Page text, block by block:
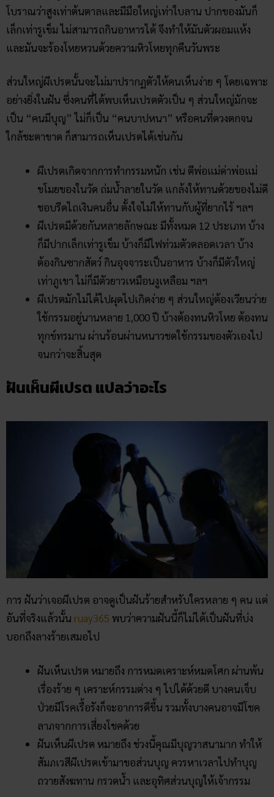
โบราณว่าสูงเท่าต้นตาลและมีมือใหญ่เท่าใบลาน ปากของมันก็
เล็กเท่ารูเข็ม ไม่สามารถกินอาหารได้ จึงทำให้มันตัวผอมแห้ง
และมันจะร้องโหยหวนด้วยความหิวโหยทุกคืนวันพระ
ส่วนใหญ่ผีเปรตนั้นจะไม่มาปรากฏตัวให้คนเห็นง่าย ๆ โดยเฉพาะ
อย่างยิ่งในฝัน ซึ่งคนที่ได้พบเห็นเปรตตัวเป็น ๆ ส่วนใหญ่มักจะ
เป็น “คนมีบุญ” ไม่ก็เป็น “คนบาปหนา” หรือคนที่ดวงตกจน
ใกล้ชะตาขาด ก็สามารถเห็นเปรตได้เช่นกัน
ผีเปรตเกิดจากการทำกรรมหนัก เช่น ตีพ่อแม่ด่าพ่อแม่
ขโมยของในวัด ถ่มน้ำลายในวัด แกล้งให้ทานด้วยของไม่ดี
ชอบรีดไถเงินคนอื่น ตั้งใจไม่ให้ทานกับผู้ที่ยากไร้ ฯลฯ
ผีเปรตมีด้วยกันหลายลักษณะ มีทั้งหมด 12 ประเภท บ้าง
ก็มีปากเล็กเท่ารูเข็ม บ้างก็มีไฟท่วมตัวตลอดเวลา บ้าง
ต้องกินซากสัตว์ กินอุจจาระเป็นอาหาร บ้างก็มีตัวใหญ่
เท่าภูเขา ไม่ก็มีตัวยาวเหมือนงูเหลือม ฯลฯ
ผีเปรตมักไม่ได้ไปผุดไปเกิดง่าย ๆ ส่วนใหญ่ต้องเวียนว่าย
ใช้กรรมอยู่นานหลาย 1,000 ปี บ้างต้องทนหิวโหย ต้องทน
ทุกข์ทรมาน ผ่านร้อนผ่านหนาวชดใช้กรรมของตัวเองไป
จนกว่าจะสิ้นสุด
ฝันเห็นผีเปรต แปลว่าอะไร
การ ฝันว่าเจอผีเปรต อาจดูเป็นฝันร้ายสำหรับใครหลาย ๆ คน แต่
อันที่จริงแล้วนั้น ruay365 พบว่าความฝันนี้ก็ไม่ได้เป็นฝันที่บ่ง
บอกถึงลางร้ายเสมอไป
ฝันเห็นเปรต หมายถึง การหมดเคราะห์หมดโศก ผ่านพ้น
เรื่องร้าย ๆ เคราะห์กรรมต่าง ๆ ไปได้ด้วยดี บางคนเจ็บ
ป่วยมีโรคเรื้อรังก็จะอาการดีขึ้น รวมทั้งบางคนอาจมีโชค
ลาภจากการเสี่ยงโชคด้วย
ฝันเห็นผีเปรต หมายถึง ช่วงนี้คุณมีบุญวาสนามาก ทำให้
สัมภเวสีผีเปรตเข้ามาขอส่วนบุญ ควรหาเวลาไปทำบุญ
ถวายสังฆทาน กรวดน้ำ และอุทิศส่วนบุญให้เจ้ากรรม